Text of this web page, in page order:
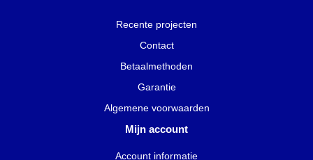
Recente projecten
Contact
Betaalmethoden
Garantie
Algemene voorwaarden
Mijn account
Account informatie